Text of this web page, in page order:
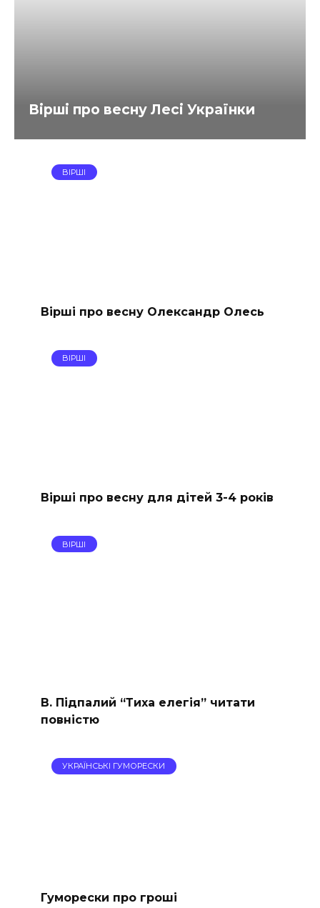
Вірші про весну Лесі Українки
ВІРШІ
Вірші про весну Олександр Олесь
ВІРШІ
Вірші про весну для дітей 3-4 років
ВІРШІ
В. Підпалий “Тиха елегія” читати
повністю
УКРАЇНСЬКІ ГУМОРЕСКИ
Гуморески про гроші